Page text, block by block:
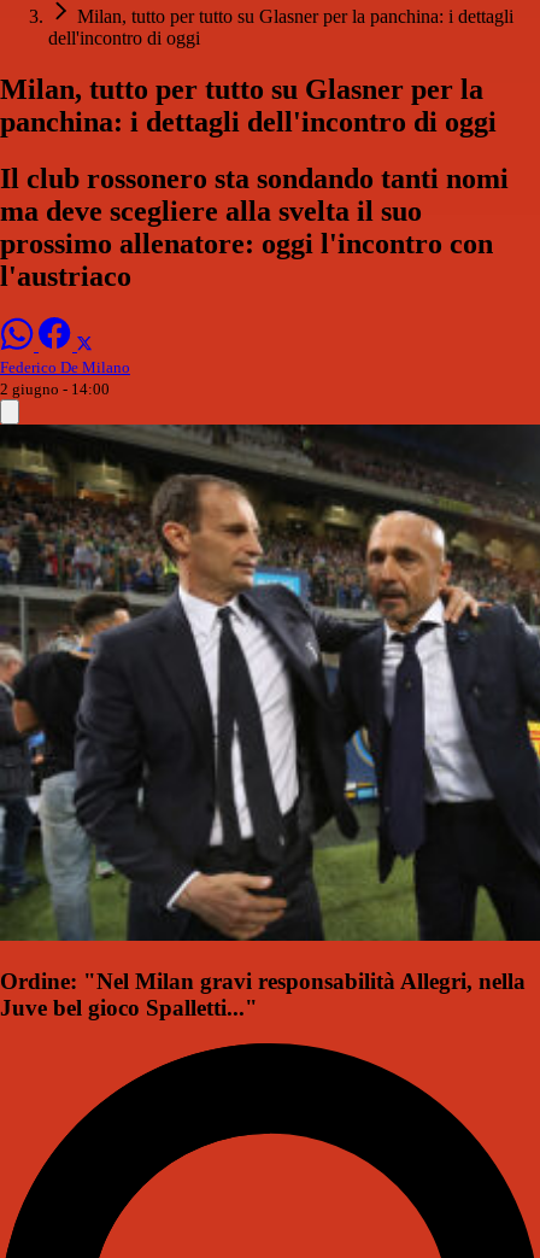
Milan, tutto per tutto su Glasner per la panchina: i dettagli
dell'incontro di oggi
Milan, tutto per tutto su Glasner per la
panchina: i dettagli dell'incontro di oggi
Il club rossonero sta sondando tanti nomi
ma deve scegliere alla svelta il suo
prossimo allenatore: oggi l'incontro con
l'austriaco
Federico De Milano
2 giugno - 14:00
Ordine: "Nel Milan gravi responsabilità Allegri, nella
Juve bel gioco Spalletti..."